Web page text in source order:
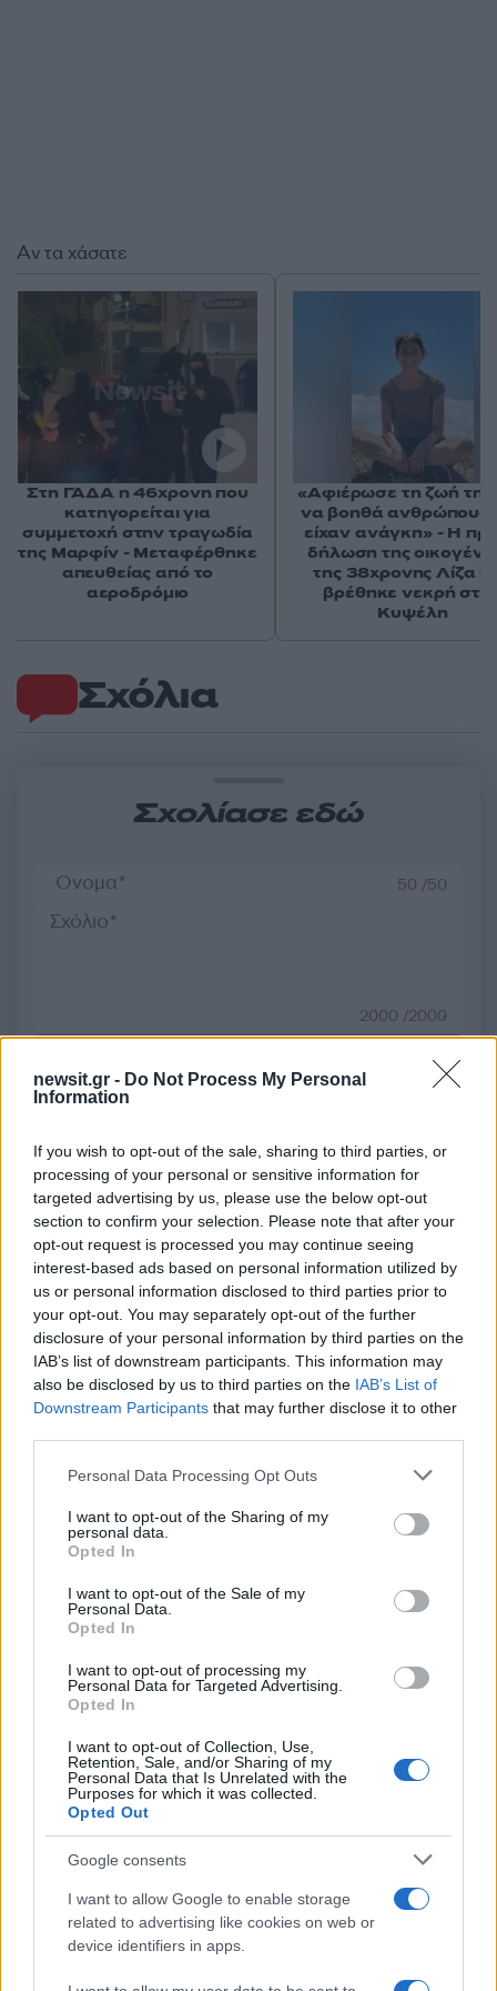
newsit.gr - Do Not Process My Personal
Information
If you wish to opt-out of the sale, sharing to third parties, or
processing of your personal or sensitive information for
targeted advertising by us, please use the below opt-out
section to confirm your selection. Please note that after your
opt-out request is processed you may continue seeing
interest-based ads based on personal information utilized by
us or personal information disclosed to third parties prior to
your opt-out. You may separately opt-out of the further
disclosure of your personal information by third parties on the
IAB’s list of downstream participants. This information may
also be disclosed by us to third parties on the IAB’s List of
Downstream Participants that may further disclose it to other
Please note that this website/app uses one or more Google
not limited to your visit or usage behaviour. You may click to
grant or deny consent to Google and its third-party tags to
use your data for below specified purposes in below Google
consent section.
Personal Data Processing Opt Outs
I want to opt-out of the Sharing of my
personal data.
Opted In
I want to opt-out of the Sale of my
Personal Data.
Opted In
I want to opt-out of processing my
Personal Data for Targeted Advertising.
Opted In
I want to opt-out of Collection, Use,
Retention, Sale, and/or Sharing of my
Personal Data that Is Unrelated with the
Purposes for which it was collected.
Opted Out
Google consents
I want to allow Google to enable storage
related to advertising like cookies on web or
device identifiers in apps.
Σχόλια
Σχολίασε εδώ
50 /50
2000 /2000
Όροι Χρήσης. Το site προστατεύεται από reCAPTCHA, ισχύουν
Αθλητικά
ΑΕΚ
ΑΘΛΗΤΙΚΕΣ ΜΕΑΤΟΔΣΕΙΣ
ΤΗΛΕΟΠΤΙΚΕΣ ΜΕΤΑΔΟΣΕΙΣ
Share:
Ακολουθήστε το Νewsit.gr στοGoogle News και
ενημερωθείτε πρώτοι για όλη την ειδησεογραφία και τα
τελευταία νέατης ημέρας
Αν τα χάσατε
Στη ΓΑΔΑ η 46χρονη που
κατηγορείται για
συμμετοχή στην τραγωδία
της Μαρφίν - Μεταφέρθηκε
απευθείας από το
αεροδρόμιο
«Αφιέρωσε τη ζωή της
να βοηθά ανθρώπους
είχαν ανάγκη» - Η
δήλωση της
της 38χρονης Λίζα
βρέθηκε νεκρή
Κυψέλη
Πιο δημοφιλή
Έφυγαν οι συνεργάτες, μένει η Μαρία
«Ελπίδα για τη Δημοκρατία»
Συγκίνηση στο τελευταίο αντίο στον Λάκη
κλαρίνα αποχαιρέτησαν την εμβληματική
φωνή της μεταπολίτευσης
Ποιος είναι ο ελληνοκύπριος Sir Ντέμης
Χασάμπης: Από το σκάκι, στο Νόμπελ
Χημείας και στο «τιμόνι» της AI της Google
Το πολωμένο μελτέμι που τροφοδότησε τις
φωτιές σε Αττική και Βοιωτία: «Από τα
ισχυρότερα επεισόδια των τελευταίων 50
χρόνων»
Ο Κώστας Σαμαράς δημοσίευσε μία παιδική
φωτογραφία για την επέτειο θανάτου της
αδελφής του, Λένας